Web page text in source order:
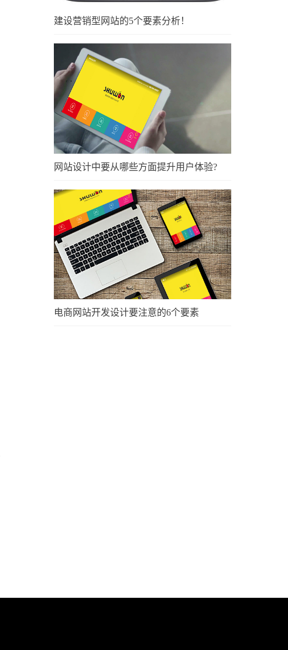
建设营销型网站的5个要素分析！
网站设计中要从哪些方面提升用户体验?
电商网站开发设计要注意的6个要素